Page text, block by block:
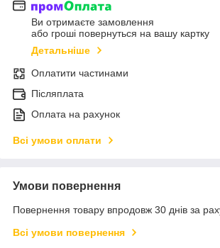
Ви отримаєте замовлення
або гроші повернуться на вашу картку
Детальніше
Оплатити частинами
Післяплата
Оплата на рахунок
Всі умови оплати
Умови повернення
Повернення товару впродовж 30 днів за
Всі умови повернення